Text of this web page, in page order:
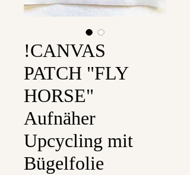
!CANVAS
PATCH "FLY
HORSE"
Aufnäher
Upcycling mit
Bügelfolie